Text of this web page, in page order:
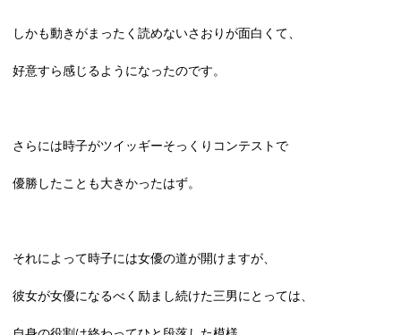
しかも動きがまったく読めないさおりが面白くて、
好意すら感じるようになったのです。
さらには時子がツイッギーそっくりコンテストで
優勝したことも大きかったはず。
それによって時子には女優の道が開けますが、
彼女が女優になるべく励まし続けた三男にとっては、